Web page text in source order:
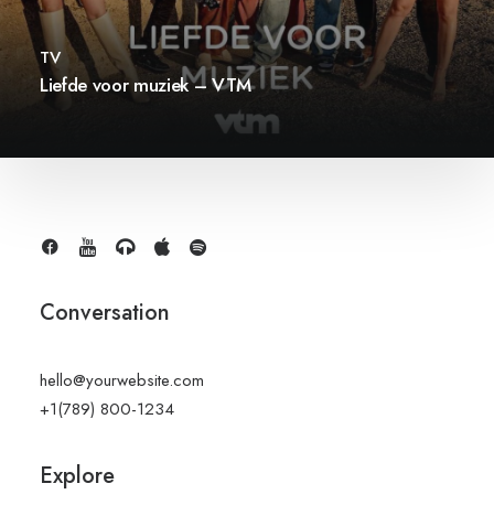
TV
Liefde voor muziek – VTM
Conversation
hello@yourwebsite.com
+1(789) 800-1234
Explore